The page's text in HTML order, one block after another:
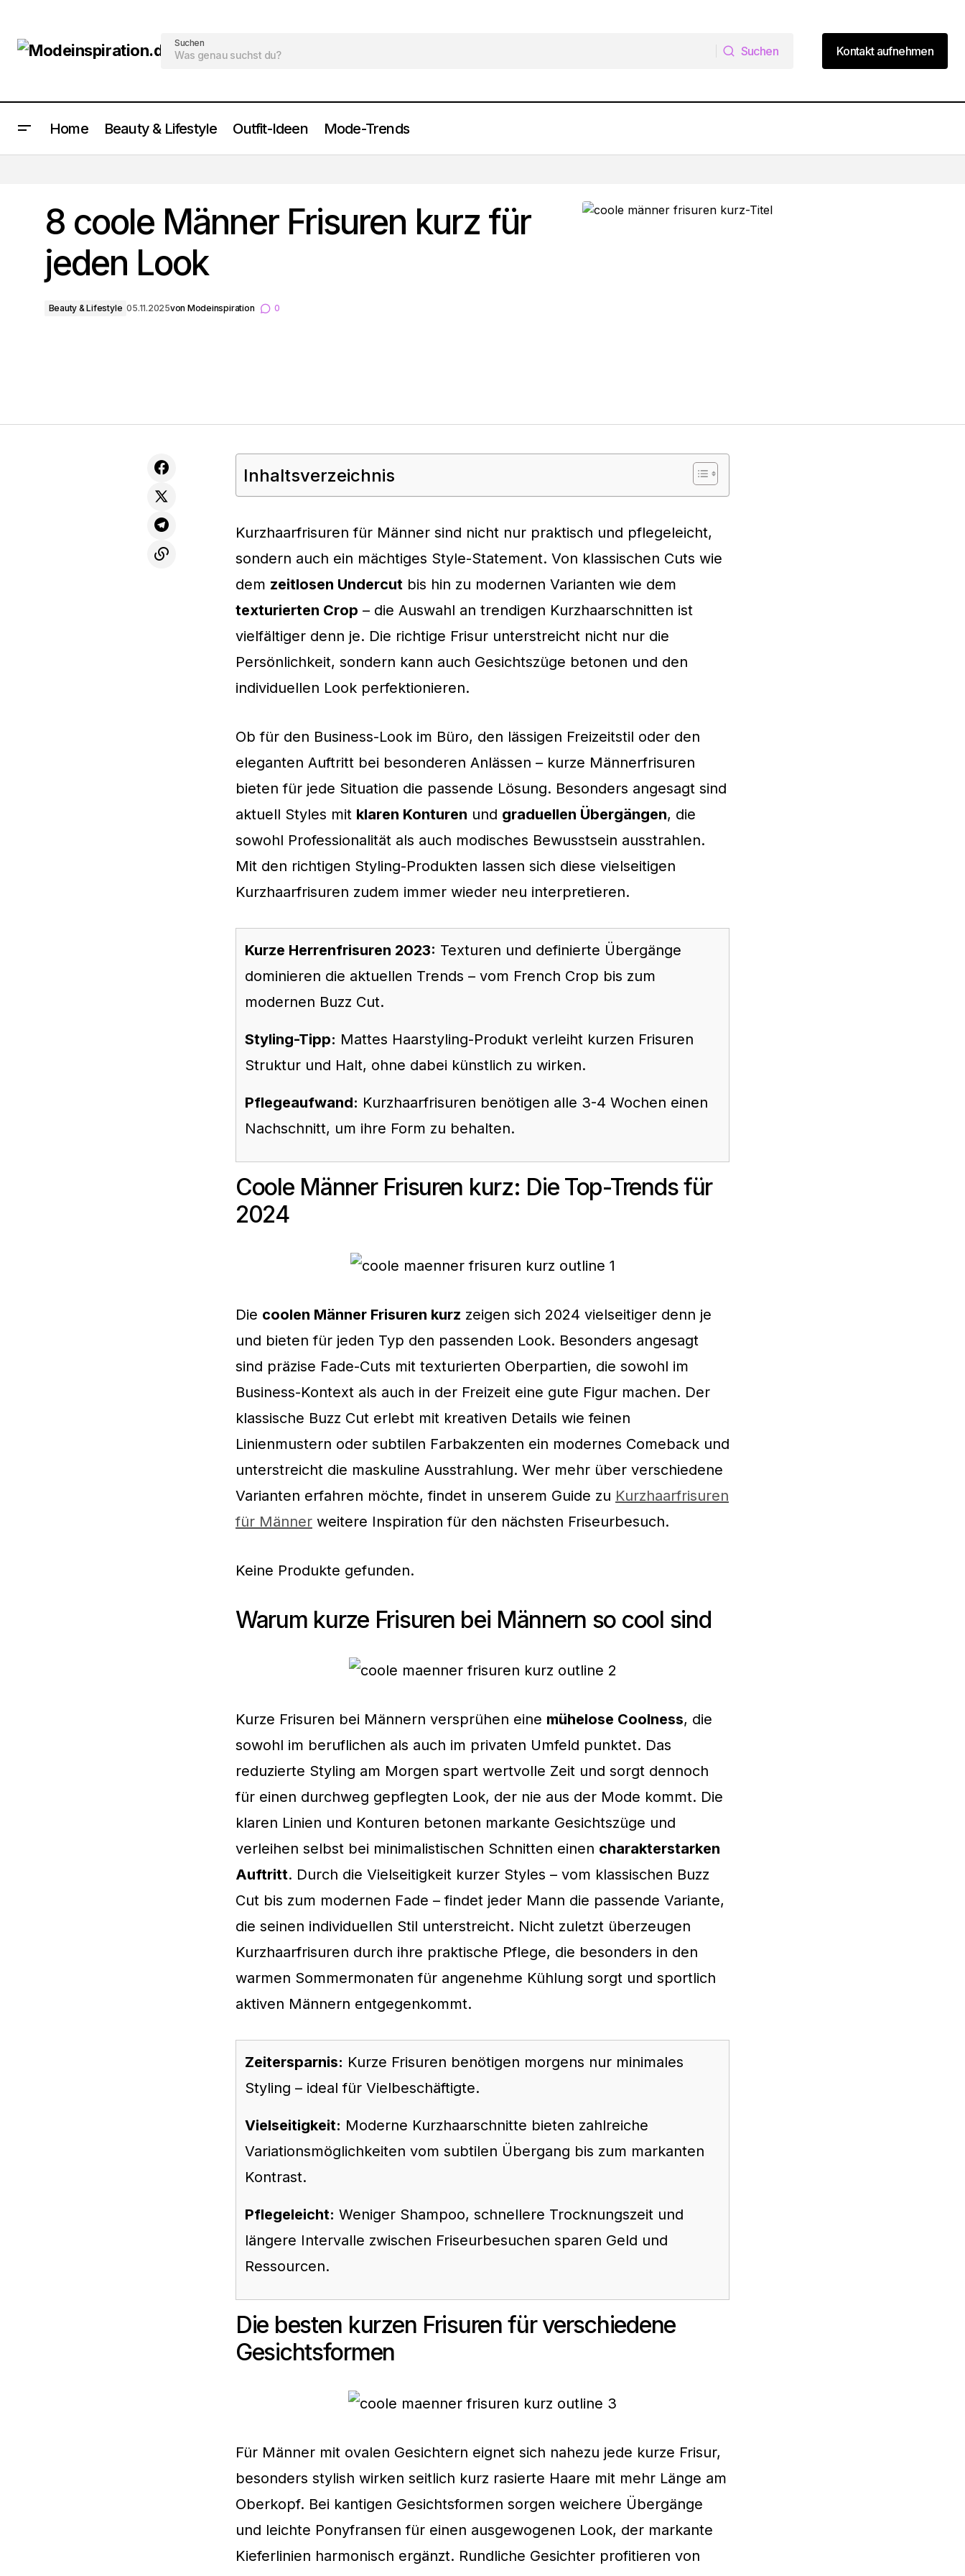
Suchen
Suchen
Kontakt aufnehmen
Kontakt aufnehmen
Home Beauty & Lifestyle Outfit-Ideen Mode-Trends
8 coole Männer Frisuren kurz für
jeden Look
Beauty & Lifestyle 05.11.2025von Modeinspiration 0
Inhaltsverzeichnis
Kurzhaarfrisuren für Männer sind nicht nur praktisch und pflegeleicht,
sondern auch ein mächtiges Style-Statement. Von klassischen Cuts wie
dem zeitlosen Undercut bis hin zu modernen Varianten wie dem
texturierten Crop – die Auswahl an trendigen Kurzhaarschnitten ist
vielfältiger denn je. Die richtige Frisur unterstreicht nicht nur die
Persönlichkeit, sondern kann auch Gesichtszüge betonen und den
individuellen Look perfektionieren.
Ob für den Business-Look im Büro, den lässigen Freizeitstil oder den
eleganten Auftritt bei besonderen Anlässen – kurze Männerfrisuren
bieten für jede Situation die passende Lösung. Besonders angesagt sind
aktuell Styles mit klaren Konturen und graduellen Übergängen, die
sowohl Professionalität als auch modisches Bewusstsein ausstrahlen.
Mit den richtigen Styling-Produkten lassen sich diese vielseitigen
Kurzhaarfrisuren zudem immer wieder neu interpretieren.
Kurze Herrenfrisuren 2023: Texturen und definierte Übergänge
dominieren die aktuellen Trends – vom French Crop bis zum
modernen Buzz Cut.
Styling-Tipp: Mattes Haarstyling-Produkt verleiht kurzen Frisuren
Struktur und Halt, ohne dabei künstlich zu wirken.
Pflegeaufwand: Kurzhaarfrisuren benötigen alle 3-4 Wochen einen
Nachschnitt, um ihre Form zu behalten.
Coole Männer Frisuren kurz: Die Top-Trends für
2024
Die coolen Männer Frisuren kurz zeigen sich 2024 vielseitiger denn je
und bieten für jeden Typ den passenden Look. Besonders angesagt
sind präzise Fade-Cuts mit texturierten Oberpartien, die sowohl im
Business-Kontext als auch in der Freizeit eine gute Figur machen. Der
klassische Buzz Cut erlebt mit kreativen Details wie feinen
Linienmustern oder subtilen Farbakzenten ein modernes Comeback und
unterstreicht die maskuline Ausstrahlung. Wer mehr über verschiedene
Varianten erfahren möchte, findet in unserem Guide zu Kurzhaarfrisuren
für Männer weitere Inspiration für den nächsten Friseurbesuch.
Keine Produkte gefunden.
Warum kurze Frisuren bei Männern so cool sind
Kurze Frisuren bei Männern versprühen eine mühelose Coolness, die
sowohl im beruflichen als auch im privaten Umfeld punktet. Das
reduzierte Styling am Morgen spart wertvolle Zeit und sorgt dennoch
für einen durchweg gepflegten Look, der nie aus der Mode kommt. Die
klaren Linien und Konturen betonen markante Gesichtszüge und
verleihen selbst bei minimalistischen Schnitten einen charakterstarken
Auftritt. Durch die Vielseitigkeit kurzer Styles – vom klassischen Buzz
Cut bis zum modernen Fade – findet jeder Mann die passende Variante,
die seinen individuellen Stil unterstreicht. Nicht zuletzt überzeugen
Kurzhaarfrisuren durch ihre praktische Pflege, die besonders in den
warmen Sommermonaten für angenehme Kühlung sorgt und sportlich
aktiven Männern entgegenkommt.
Zeitersparnis: Kurze Frisuren benötigen morgens nur minimales
Styling – ideal für Vielbeschäftigte.
Vielseitigkeit: Moderne Kurzhaarschnitte bieten zahlreiche
Variationsmöglichkeiten vom subtilen Übergang bis zum markanten
Kontrast.
Pflegeleicht: Weniger Shampoo, schnellere Trocknungszeit und
längere Intervalle zwischen Friseurbesuchen sparen Geld und
Ressourcen.
Die besten kurzen Frisuren für verschiedene
Gesichtsformen
Für Männer mit ovalen Gesichtern eignet sich nahezu jede kurze Frisur,
besonders stylish wirken seitlich kurz rasierte Haare mit mehr Länge am
Oberkopf. Bei kantigen Gesichtsformen sorgen weichere Übergänge
und leichte Ponyfransen für einen ausgewogenen Look, der markante
Kieferlinien harmonisch ergänzt. Rundliche Gesichter profitieren von